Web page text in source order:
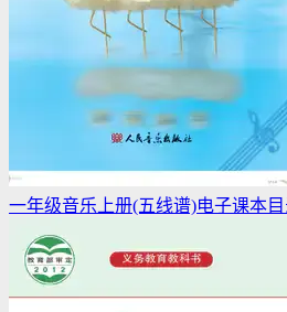
一年级音乐上册(五线谱)电子课本